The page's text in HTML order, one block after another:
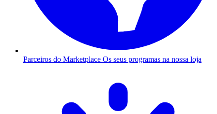
Parceiros do Marketplace Os seus programas na nossa loja